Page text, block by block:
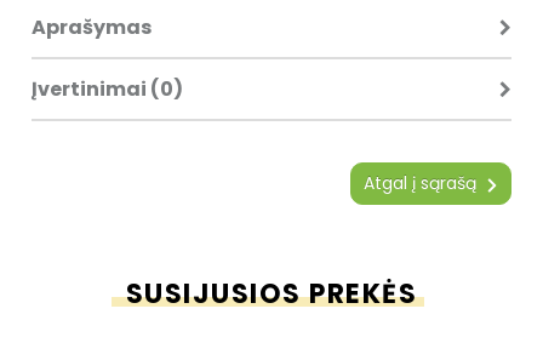
Aprašymas
Įvertinimai (0)
Atgal į sąrašą
SUSIJUSIOS PREKĖS